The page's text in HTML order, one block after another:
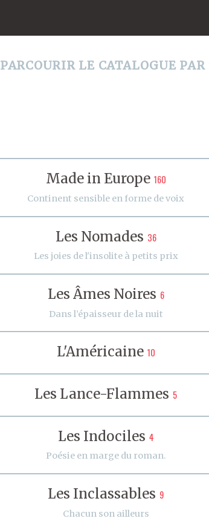
PARCOURIR LE CATALOGUE PAR
Made in Europe 160
Continent sensible en forme de voix
Les Nomades 36
Les joies de l'insolite à petits prix
Les Âmes Noires 6
Dans l’épaisseur de la nuit
L'Américaine 10
Les Lance-Flammes 5
Les Indociles 4
Poésie en marge du roman.
Les Inclassables 9
Chacun son ailleurs